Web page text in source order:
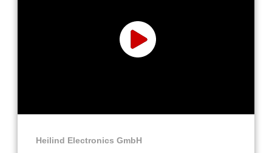
Heilind Electronics GmbH